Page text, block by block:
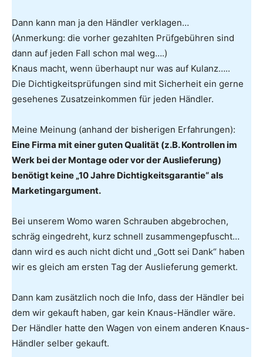
Dann kann man ja den Händler verklagen…
(Anmerkung: die vorher gezahlten Prüfgebühren sind
dann auf jeden Fall schon mal weg….)
Knaus macht, wenn überhaupt nur was auf Kulanz…..
Die Dichtigkeitsprüfungen sind mit Sicherheit ein gerne
gesehenes Zusatzeinkommen für jeden Händler.
Meine Meinung (anhand der bisherigen Erfahrungen):
Eine Firma mit einer guten Qualität (z.B. Kontrollen im
Werk bei der Montage oder vor der Auslieferung)
benötigt keine „10 Jahre Dichtigkeitsgarantie“ als
Marketingargument.
Bei unserem Womo waren Schrauben abgebrochen,
schräg eingedreht, kurz schnell zusammengepfuscht…
dann wird es auch nicht dicht und „Gott sei Dank“ haben
wir es gleich am ersten Tag der Auslieferung gemerkt.
Dann kam zusätzlich noch die Info, dass der Händler bei
dem wir gekauft haben, gar kein Knaus-Händler wäre.
Der Händler hatte den Wagen von einem anderen Knaus-
Händler selber gekauft.